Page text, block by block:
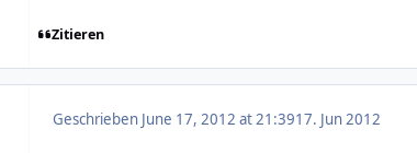
Zitieren
Geschrieben June 17, 2012 at 21:3917. Jun 2012